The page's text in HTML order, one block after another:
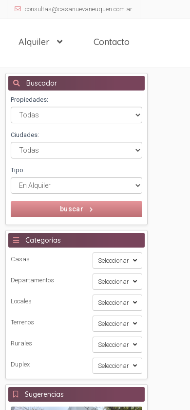
consultas@casanuevaneuquen.com.ar
Alquiler Contacto
Buscador
Propiedades:
Ciudades:
Tipo:
buscar
Categorías
Casas Seleccionar
Departamentos Seleccionar
Locales Seleccionar
Terrenos Seleccionar
Rurales Seleccionar
Duplex Seleccionar
Sugerencias